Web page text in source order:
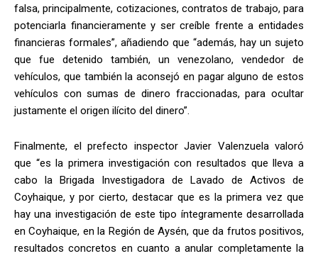
falsa, principalmente, cotizaciones, contratos de trabajo, para
potenciarla financieramente y ser creíble frente a entidades
financieras formales”, añadiendo que “además, hay un sujeto
que fue detenido también, un venezolano, vendedor de
vehículos, que también la aconsejó en pagar alguno de estos
vehículos con sumas de dinero fraccionadas, para ocultar
justamente el origen ilícito del dinero”.
Finalmente, el prefecto inspector Javier Valenzuela valoró
que “es la primera investigación con resultados que lleva a
cabo la Brigada Investigadora de Lavado de Activos de
Coyhaique, y por cierto, destacar que es la primera vez que
hay una investigación de este tipo íntegramente desarrollada
en Coyhaique, en la Región de Aysén, que da frutos positivos,
resultados concretos en cuanto a anular completamente la